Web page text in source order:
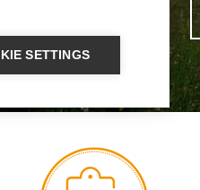
SETTINGS